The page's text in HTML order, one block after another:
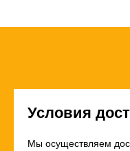
Условия
Мы осуществляем